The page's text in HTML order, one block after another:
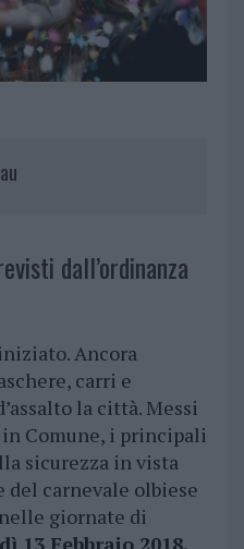
dall’ordinanza
Ancora
carri e
la città. Messi
Comune, i principali
sicurezza in vista
del carnevale olbiese
giornate di